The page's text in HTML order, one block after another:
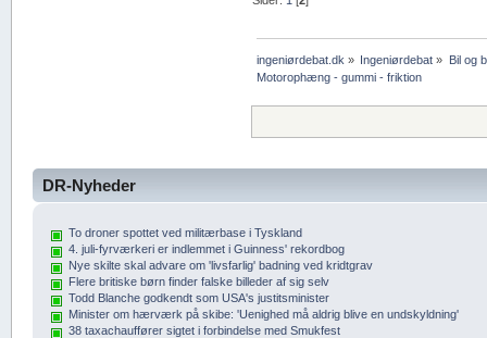
ingeniørdebat.dk » Ingeniørdebat » Bil og
Motorophæng - gummi - friktion
DR-Nyheder
To droner spottet ved militærbase i Tyskland
4. juli-fyrværkeri er indlemmet i Guinness' rekordbog
Nye skilte skal advare om 'livsfarlig' badning ved kridtgrav
Flere britiske børn finder falske billeder af sig selv
Todd Blanche godkendt som USA's justitsminister
Minister om hærværk på skibe: 'Uenighed må aldrig blive en undskyldning'
38 taxachauffører sigtet i forbindelse med Smukfest